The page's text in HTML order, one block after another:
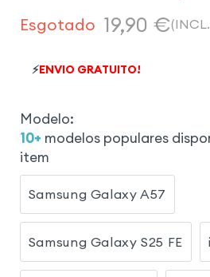
Esgotado 19,90 €
⚡ENVIO GRATUITO!
Modelo:
10+ modelos populares
item
Samsung Galaxy A57
Samsung Galaxy S25 FE